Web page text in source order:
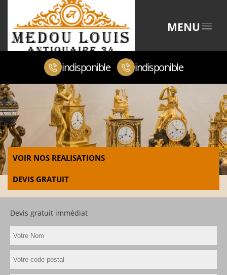
MENU
indisponible indisponible
VOIR NOS REALISATIONS
DEVIS GRATUIT
Devis gratuit immédiat